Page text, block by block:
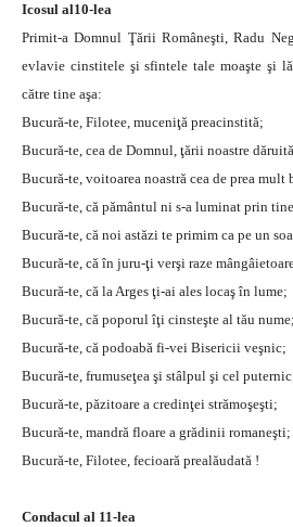
Icosul al10-lea
Primit-a Domnul Ţării Româneşti, Radu
evlavie cinstitele şi sfintele tale moaşte şi
către tine aşa:
Bucură-te, Filotee, muceniţă preacinstită;
Bucură-te, cea de Domnul, ţării noastre
Bucură-te, voitoarea noastră cea de prea mult
Bucură-te, că pământul ni s-a luminat prin
Bucură-te, că noi astăzi te primim ca pe un
Bucură-te, că în juru-ţi verşi raze
Bucură-te, că la Arges ţi-ai ales locaş în lume;
Bucură-te, că poporul îţi cinsteşte al tău nume;
Bucură-te, că podoabă fi-vei Bisericii veşnic;
Bucură-te, frumuseţea şi stâlpul şi cel
Bucură-te, păzitoare a credinţei strămoşeşti;
Bucură-te, mandră floare a grădinii romaneşti;
Bucură-te, Filotee, fecioară prealăudată !
Condacul al 11-lea